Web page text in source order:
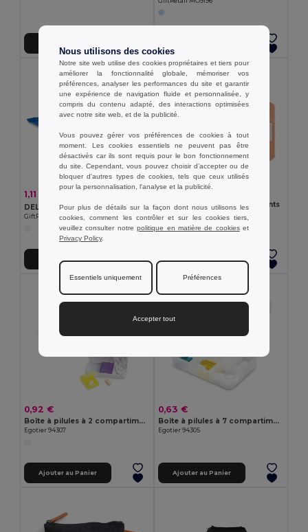
1,11 €
DELLEA 10 lingettes nettoyantes
GiftRetail MO3863
0,78 €
OUCH 15 pièces de pansements
GiftRetail MO2447
0,92 €
Boîte à pilules à 2 compartiments
Egotier 94307
Ajouter au Panier
0,63 €
Boîte à pilules à 7 compartiments
Egotier 94305
Ajouter au Panier
Nous utilisons des cookies
Notre site web utilise des cookies propriétaires et tiers pour
améliorer la fonctionnalité globale, mémoriser vos
préférences, analyser les performances du site et garantir
une expérience de navigation fluide et personnalisée, y
compris du contenu adapté, des interactions optimisées
avec notre site web, et de la publicité.
Vous pouvez gérer vos préférences de cookies à tout
moment. Les cookies essentiels ne peuvent pas être
désactivés car ils sont requis pour le bon fonctionnement
du site. Cependant, vous pouvez choisir d’accepter ou de
bloquer d'autres types de cookies, tels que ceux utilisés
pour la personnalisation, l'analyse et la publicité.
Pour plus de détails sur la façon dont nous utilisons les
cookies, comment les contrôler et sur les cookies tiers,
veuillez consulter notrepolitique en matière de cookieset
Privacy Policy.
Essentiels uniquement Préférences
Accepter tout